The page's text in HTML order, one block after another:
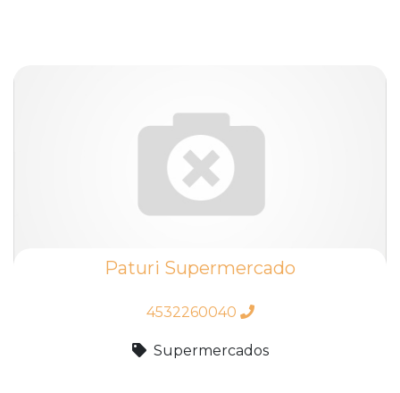
Paturi Supermercado
4532260040
Supermercados